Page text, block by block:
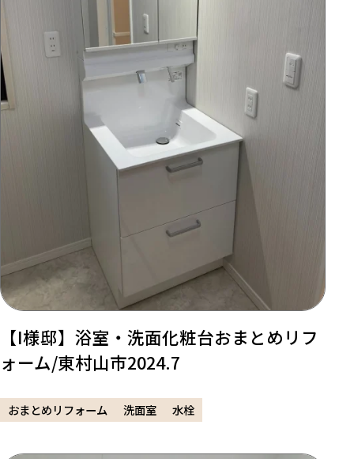
【I様邸】浴室・洗面化粧台おまとめリフ
ォーム/東村山市2024.7
おまとめリフォーム 洗面室 水栓